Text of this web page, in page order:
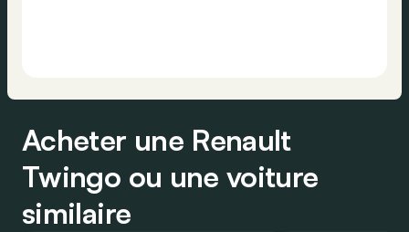
Acheter une Renault
Twingo ou une voiture
similaire